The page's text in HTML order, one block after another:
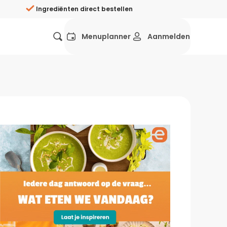
Ingrediënten direct bestellen
Gezonde recepten
Recepten avondeten
Makkelijke recepten
Menuplanner Aanmelden